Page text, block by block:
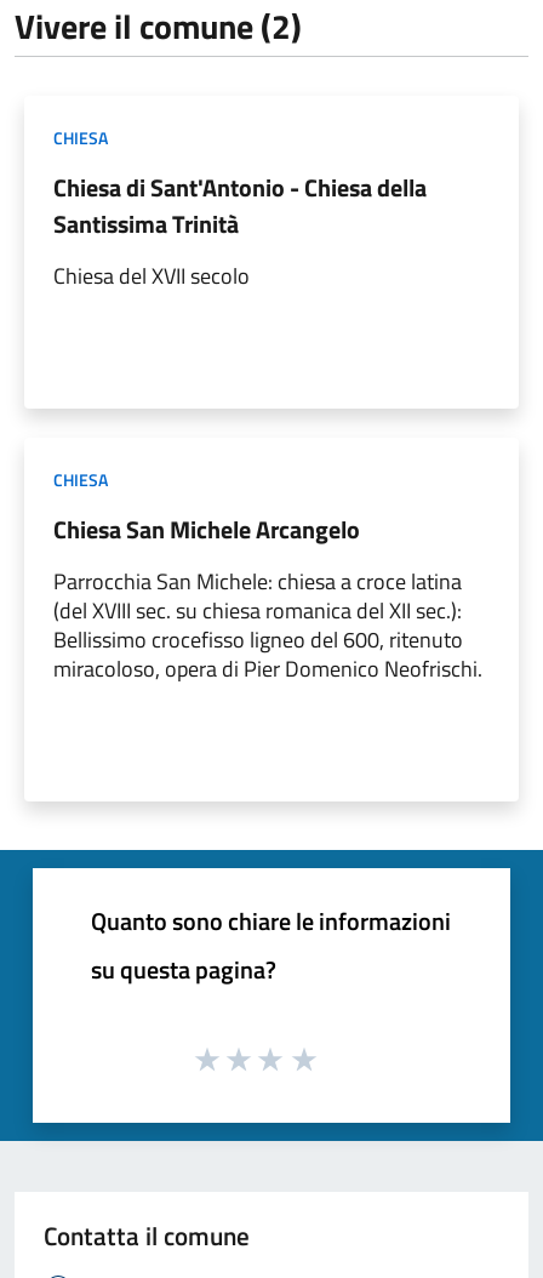
Vivere il comune (2)
CHIESA
Chiesa di Sant'Antonio - Chiesa della
Santissima Trinità
Chiesa del XVII secolo
CHIESA
Chiesa San Michele Arcangelo
Parrocchia San Michele: chiesa a croce latina
(del XVIII sec. su chiesa romanica del XII sec.):
Bellissimo crocefisso ligneo del 600, ritenuto
miracoloso, opera di Pier Domenico Neofrischi.
Quanto sono chiare le informazioni
su questa pagina?
Contatta il comune